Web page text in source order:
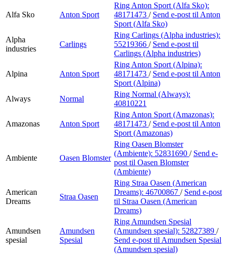
Alfa Sko Anton Sport
Ring Anton Sport (Alfa Sko):
48171473 / Send e-post til Anton
Sport (Alfa Sko)
Alpha
industries
Carlings
Ring Carlings (Alpha industries):
55219366 / Send e-post til
Carlings (Alpha industries)
Alpina Anton Sport
Ring Anton Sport (Alpina):
48171473 / Send e-post til Anton
Sport (Alpina)
Always
Normal
Ring Normal (Always):
40810221
Amazonas Anton Sport
Ring Anton Sport (Amazonas):
48171473 / Send e-post til Anton
Sport (Amazonas)
Ambiente Oasen Blomster
Ring Oasen Blomster
(Ambiente): 52831690 / Send e-
post til Oasen Blomster
(Ambiente)
American
Dreams
Straa Oasen
Ring Straa Oasen (American
Dreams): 46700867 / Send e-post
til Straa Oasen (American
Dreams)
Amundsen
spesial
Amundsen
Spesial
Ring Amundsen Spesial
(Amundsen spesial): 52827389 /
Send e-post til Amundsen Spesial
(Amundsen spesial)